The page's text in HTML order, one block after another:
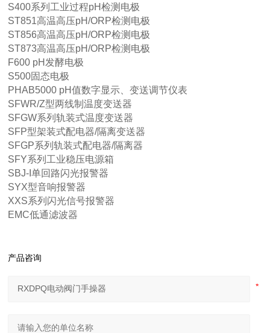
S400系列工业过程pH检测电极
ST851高温高压pH/ORP检测电极
ST856高温高压pH/ORP检测电极
ST873高温高压pH/ORP检测电极
F600 pH发酵电极
S500固态电极
PHAB5000 pH值数字显示、变送调节仪表
SFWR/Z型两线制温度变送器
SFGW系列轨装式温度变送器
SFP型架装式配电器/隔离变送器
SFGP系列轨装式配电器/隔离器
SFY系列工业稳压电源箱
SBJ-I单回路闪光报警器
SYX型音响报警器
XXS系列闪光信号报警器
EMC低通滤波器
产品咨询